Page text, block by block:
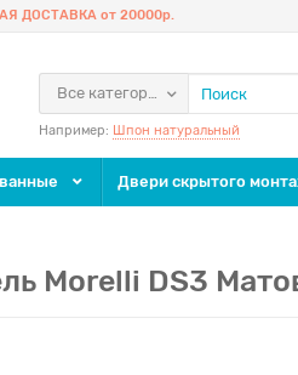
ДОСТАВКА от 20000р.
Все категории
Например: Шпон натуральный
Двери скрытого
Morelli DS3